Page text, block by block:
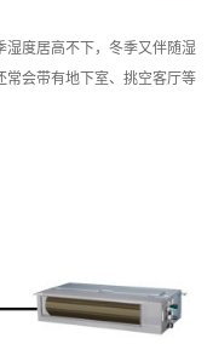
度居高不下，冬季又伴随湿
常会带有地下室、挑空客厅等